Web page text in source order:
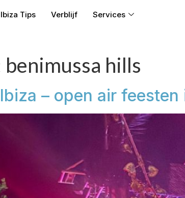
Ibiza Tips Verblijf
Services
benimussa hills
– open air